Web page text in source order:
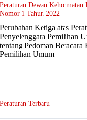
Peraturan Dewan Kehormatan
Nomor 1 Tahun 2022
Perubahan Ketiga atas
Penyelenggara Pemilihan
tentang Pedoman
Pemilihan Umum
Peraturan Terbaru